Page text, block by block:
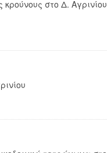
στο Δ. Αγρινίου